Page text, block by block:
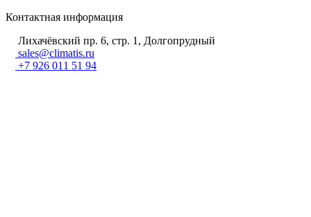
Контактная информация
Лихачёвский пр. 6, стр. 1, Долгопрудный
sales@climatis.ru
+7 926 011 51 94